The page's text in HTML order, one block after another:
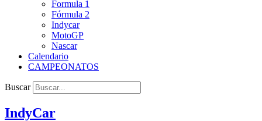
Formula 1
Fórmula 2
Indycar
MotoGP
Nascar
Calendario
CAMPEONATOS
Buscar
IndyCar